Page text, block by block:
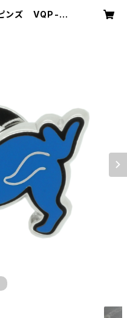
ンズ VQP-0